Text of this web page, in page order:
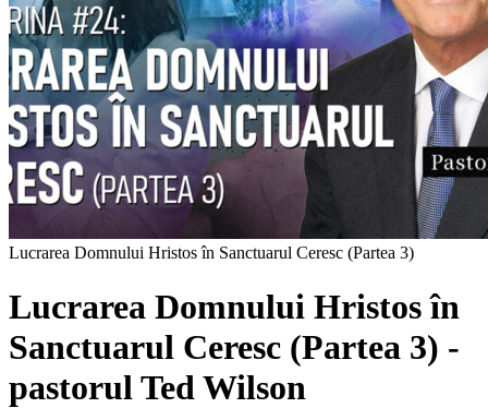
Lucrarea Domnului Hristos în Sanctuarul Ceresc (Partea 3)
Lucrarea Domnului Hristos în
Sanctuarul Ceresc (Partea 3) -
pastorul Ted Wilson